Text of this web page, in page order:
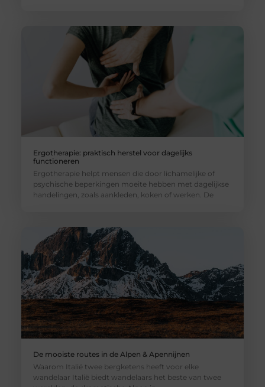
Ergotherapie: praktisch herstel voor dagelijks
functioneren
Ergotherapie helpt mensen die door lichamelijke of
psychische beperkingen moeite hebben met dagelijkse
handelingen, zoals aankleden, koken of werken. De
De mooiste routes in de Alpen & Apennijnen
Waarom Italië twee bergketens heeft voor elke
wandelaar Italië biedt wandelaars het beste van twee